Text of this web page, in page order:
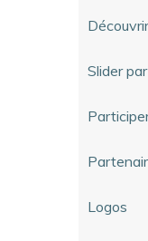
Découvrir
Slider
Logos